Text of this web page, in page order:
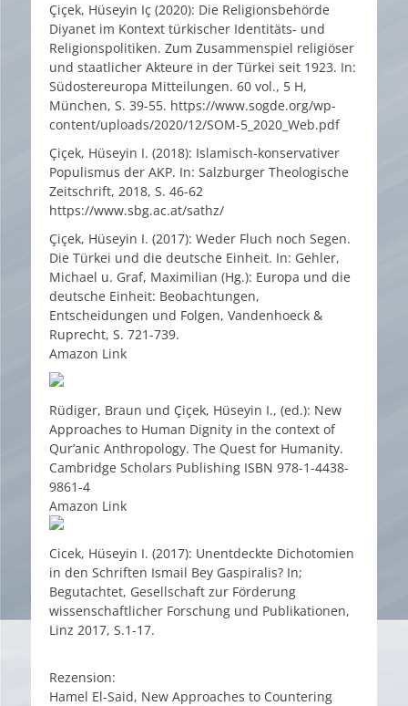
Çiçek, Hüseyin Iç (2020): Die Religionsbehörde
Diyanet im Kontext türkischer Identitäts- und
Religionspolitiken. Zum Zusammenspiel religiöser
und staatlicher Akteure in der Türkei seit 1923. In:
Südostereuropa Mitteilungen. 60 vol., 5 H,
München, S. 39-55. https://www.sogde.org/wp-
content/uploads/2020/12/SOM-5_2020_Web.pdf
Çiçek, Hüseyin I. (2018): Islamisch-konservativer
Populismus der AKP. In: Salzburger Theologische
Zeitschrift, 2018, S. 46-62
https://www.sbg.ac.at/sathz/
Çiçek, Hüseyin I. (2017): Weder Fluch noch Segen.
Die Türkei und die deutsche Einheit. In: Gehler,
Michael u. Graf, Maximilian (Hg.): Europa und die
deutsche Einheit: Beobachtungen,
Entscheidungen und Folgen, Vandenhoeck &
Ruprecht, S. 721-739.
Amazon Link
Rüdiger, Braun und Çiçek, Hüseyin I., (ed.): New
Approaches to Human Dignity in the context of
Qur’anic Anthropology. The Quest for Humanity.
Cambridge Scholars Publishing ISBN 978-1-4438-
9861-4
Amazon Link
Cicek, Hüseyin I. (2017): Unentdeckte Dichotomien
in den Schriften Ismail Bey Gaspiralis? In;
Begutachtet, Gesellschaft zur Förderung
wissenschaftlicher Forschung und Publikationen,
Linz 2017, S.1-17.
Rezension:
Hamel El-Said, New Approaches to Countering